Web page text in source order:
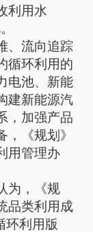
利用水
、流向追踪
循环利用的
电池、新能
建新能源汽
，加强产品
《规划》
用管理办
为，《规
品类利用成
环利用版